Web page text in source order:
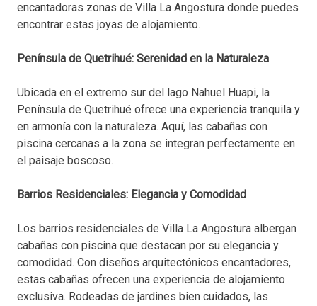
encantadoras zonas de Villa La Angostura donde puedes
encontrar estas joyas de alojamiento.
Península de Quetrihué: Serenidad en la Naturaleza
Ubicada en el extremo sur del lago Nahuel Huapi, la
Península de Quetrihué ofrece una experiencia tranquila y
en armonía con la naturaleza. Aquí, las cabañas con
piscina cercanas a la zona se integran perfectamente en
el paisaje boscoso.
Barrios Residenciales: Elegancia y Comodidad
Los barrios residenciales de Villa La Angostura albergan
cabañas con piscina que destacan por su elegancia y
comodidad. Con diseños arquitectónicos encantadores,
estas cabañas ofrecen una experiencia de alojamiento
exclusiva. Rodeadas de jardines bien cuidados, las